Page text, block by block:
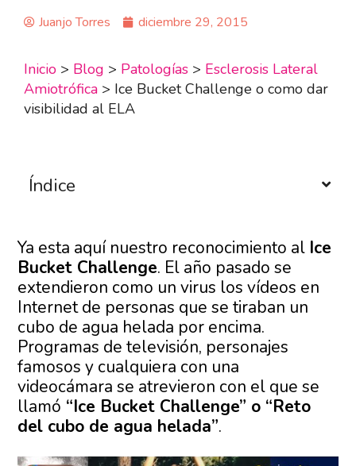
Juanjo Torres diciembre 29, 2015
Inicio > Blog > Patologías > Esclerosis Lateral
Amiotrófica > Ice Bucket Challenge o como dar
visibilidad al ELA
Índice
Ya esta aquí nuestro reconocimiento al Ice
Bucket Challenge. El año pasado se
extendieron como un virus los vídeos en
Internet de personas que se tiraban un
cubo de agua helada por encima.
Programas de televisión, personajes
famosos y cualquiera con una
videocámara se atrevieron con el que se
llamó “Ice Bucket Challenge” o “Reto
del cubo de agua helada”.